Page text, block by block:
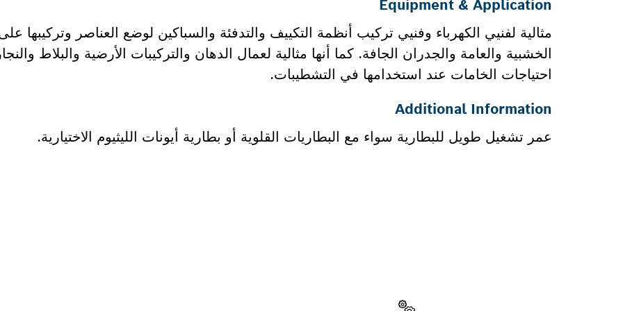
Equipment & Application
مثالية لفنيي الكهرباء وفنيي تركيب أنظمة التكييف والتدفئة والسباكين لوضع العناصر وتركيبها
الخشبية والعامة والجدران الجافة. كما أنها مثالية لعمال الدهان والتركيبات الأرضية والبلاط
احتياجات الخامات عند استخدامها في التشطيبات.
Additional Information
عمر تشغيل طويل للبطارية سواء مع البطاريات القلوية أو بطارية أيونات الليثيوم الاختيارية.